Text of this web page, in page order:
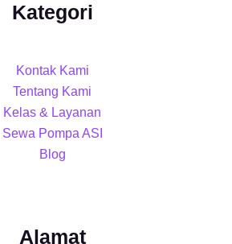
Kategori
Kontak Kami
Tentang Kami
Kelas & Layanan
Sewa Pompa ASI
Blog
Alamat